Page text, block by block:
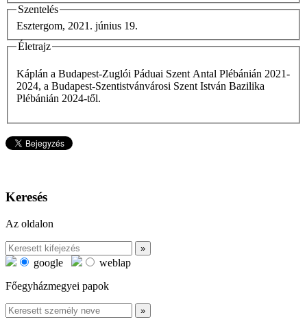
Szentelés
Esztergom, 2021. június 19.
Életrajz
Káplán a Budapest-Zuglói Páduai Szent Antal Plébánián 2021-
2024, a Budapest-Szentistvánvárosi Szent István Bazilika
Plébánián 2024-től.
Keresés
Az oldalon
google
weblap
Főegyházmegyei papok